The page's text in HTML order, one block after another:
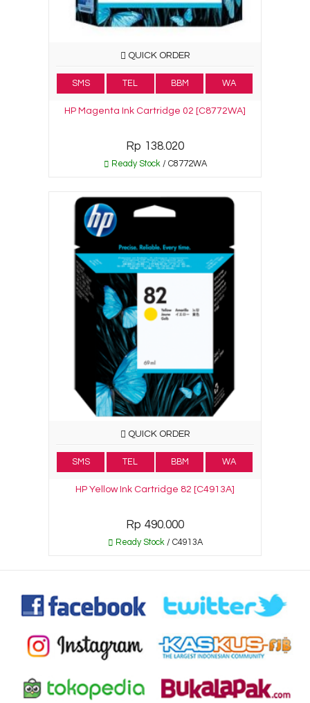
QUICK ORDER
SMS TEL BBM WA
HP Magenta Ink Cartridge 02 [C8772WA]
Rp 138.020
Ready Stock/ C8772WA
QUICK ORDER
SMS TEL BBM WA
HP Yellow Ink Cartridge 82 [C4913A]
Rp 490.000
Ready Stock / C4913A